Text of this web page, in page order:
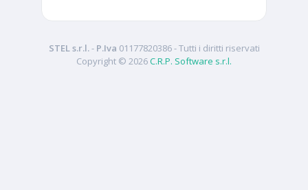
STEL s.r.l.- P.Iva 01177820386- Tutti i diritti riservati
Copyright © 2026C.R.P. Software s.r.l.